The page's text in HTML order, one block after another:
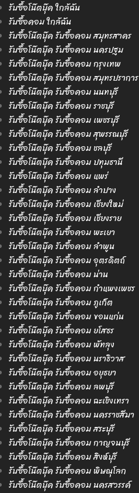
รับซื้อโน๊ตบุ๊ค ใกล้ฉัน
รับซื้อคอม ใกล้ฉัน
รับซื้อโน๊ตบุ๊ค รับซื้อคอม สมุทรสาคร
รับซื้อโน๊ตบุ๊ค รับซื้อคอม นครปฐม
รับซื้อโน๊ตบุ๊ค รับซื้อคอม กรุงเทพ
รับซื้อโน๊ตบุ๊ค รับซื้อคอม สมุทรปราการ
รับซื้อโน๊ตบุ๊ค รับซื้อคอม นนทบุรี
รับซื้อโน๊ตบุ๊ค รับซื้อคอม ราชบุรี
รับซื้อโน๊ตบุ๊ค รับซื้อคอม เพชรบุรี
รับซื้อโน๊ตบุ๊ค รับซื้อคอม สุพรรณบุรี
รับซื้อโน๊ตบุ๊ค รับซื้อคอม ชลบุรี
รับซื้อโน๊ตบุ๊ค รับซื้อคอม ปทุมธานี
รับซื้อโน๊ตบุ๊ค รับซื้อคอม แพร่
รับซื้อโน๊ตบุ๊ค รับซื้อคอม ลำปาง
รับซื้อโน๊ตบุ๊ค รับซื้อคอม เชียงใหม่
รับซื้อโน๊ตบุ๊ค รับซื้อคอม เชียงราย
รับซื้อโน๊ตบุ๊ค รับซื้อคอม พะเยา
รับซื้อโน๊ตบุ๊ค รับซื้อคอม ลำพูน
รับซื้อโน๊ตบุ๊ค รับซื้อคอม อุตรดิตถ์
รับซื้อโน๊ตบุ๊ค รับซื้อคอม น่าน
รับซื้อโน๊ตบุ๊ค รับซื้อคอม กำแพงเพชร
รับซื้อโน๊ตบุ๊ค รับซื้อคอม ภูเก็ต
รับซื้อโน๊ตบุ๊ค รับซื้อคอม ขอนแก่น
รับซื้อโน๊ตบุ๊ค รับซื้อคอม ยโสธร
รับซื้อโน๊ตบุ๊ค รับซื้อคอม พัทลุง
รับซื้อโน๊ตบุ๊ค รับซื้อคอม นราธิวาส
รับซื้อโน๊ตบุ๊ค รับซื้อคอม อยุธยา
รับซื้อโน๊ตบุ๊ค รับซื้อคอม ลพบุรี
รับซื้อโน๊ตบุ๊ค รับซื้อคอม ฉะเชิงเทรา
รับซื้อโน๊ตบุ๊ค รับซื้อคอม นครราชสีมา
รับซื้อโน๊ตบุ๊ค รับซื้อคอม สระบุรี
รับซื้อโน๊ตบุ๊ค รับซื้อคอม กาญจนบุรี
รับซื้อโน๊ตบุ๊ค รับซื้อคอม สิงห์บุรี
รับซื้อโน๊ตบุ๊ค รับซื้อคอม พิษณุโลก
รับซื้อโน๊ตบุ๊ค รับซื้อคอม นครสวรรค์